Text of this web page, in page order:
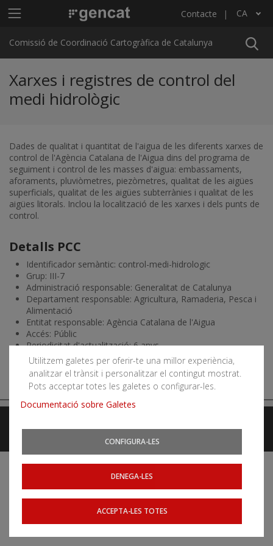
Menú principal C4 Contacte CA
Llista les accions addicionals
Comissió de Coordinació Cartogràfica de Catalunya
Xarxes i registres de control del
medi hidrològic
Dades de qualitat i quantitat de l'aigua de les diferents xarxes de
control de l'Agència Catalana de l'Aigua dins del programa de
seguiment i control de les masses d'aigua: embassaments,
aforaments, pluviòmetres, piezòmetres, qualitat de les aigües
superficials, qualitat de les aigües subterrànies i qualitat de les
aigües litorals. Inclou la localització de les xarxes i dels punts de
control.
Detalls PCC
Identificador semàntic: control-medi-hidrologic
Grup: III-7
Administració responsable: Generalitat de Catalunya
Departament responsable: Agricultura, Ramaderia, Pesca i
Alimentació
Entitat responsable: Agència Catalana de l'Aigua
Accés: Públic
Periodicitat d'actualització: 6 anys
Utilitzem galetes per oferir-te una millor experiència,
analitzar el trànsit i personalitzar el contingut mostrat.
Pots acceptar totes les galetes o configurar-les.
Documentació sobre Galetes
CONFIGURA-LES
DENEGA-LES
ACCEPTA-LES TOTES